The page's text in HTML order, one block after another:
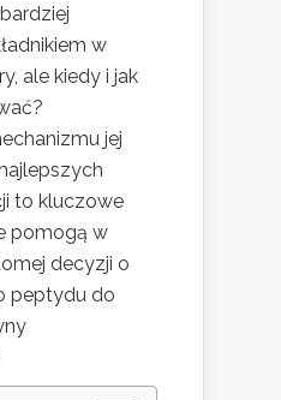
w
ale kiedy i jak
jej
to kluczowe
pomogą w
decyzji o
peptydu do